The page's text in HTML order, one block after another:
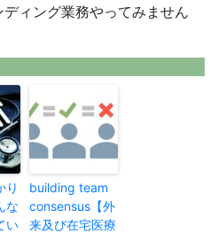
ィング業務やってみません
り
な
い
building team
consensus【外
来及び在宅医療